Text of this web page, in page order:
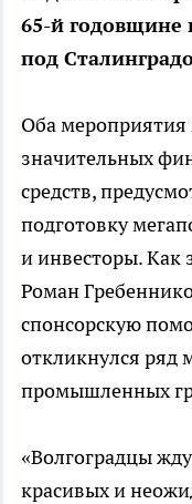
65-й годовщине
под
Оба
значительных
средств,
подготовку
и инвесторы. Как
Роман
спонсорскую
откликнулся ряд
промышленных
«Волгоградцы
красивых и